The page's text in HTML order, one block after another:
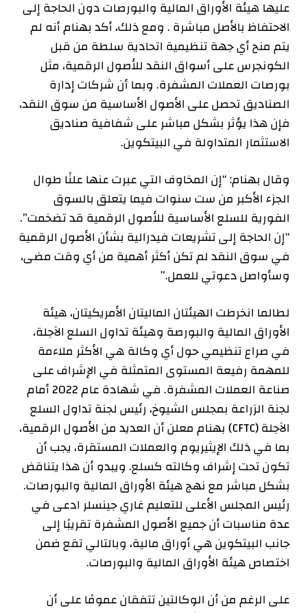
عليها هيئة الأوراق المالية والبورصات دون الحاجة إلى
الاحتفاظ بالأصل مباشرة . ومع ذلك، أكد بهنام أنه لم
يتم منح أي جهة تنظيمية اتحادية سلطة من قبل
الكونجرس على أسواق النقد للأصول الرقمية، مثل
بورصات العملات المشفرة. وبما أن شركات إدارة
الصناديق تحصل على الأصول الأساسية من سوق النقد،
فإن هذا يؤثر بشكل مباشر على شفافية صناديق
الاستثمار المتداولة في البيتكوين.
وقال بهنام: “إن المخاوف التي عبرت عنها علنًا طوال
الجزء الأكبر من ست سنوات فيما يتعلق بالسوق
الفورية للسلع الأساسية للأصول الرقمية قد تضخمت”.
“إن الحاجة إلى تشريعات فيدرالية بشأن الأصول الرقمية
في سوق النقد لم تكن أكثر أهمية من أي وقت مضى،
وسأواصل دعوتي للعمل.”
لطالما انخرطت الهيئتان الماليتان الأمريكيتان، هيئة
الأوراق المالية والبورصة وهيئة تداول السلع الآجلة،
في صراع تنظيمي حول أي وكالة هي الأكثر ملاءمة
للمهمة رفيعة المستوى المتمثلة في الإشراف على
صناعة العملات المشفرة. في شهادة عام 2022 أمام
لجنة الزراعة بمجلس الشيوخ، رئيس لجنة تداول السلع
الآجلة (CFTC) بهنام
معلنأن العديد من الأصول الرقمية،
بما في ذلك الإيثيريوم والعملات المستقرة، يجب أن
تكون تحت إشراف وكالته كسلع. ويبدو أن هذا يتناقض
بشكل مباشر مع نهج هيئة الأوراق المالية والبورصات.
رئيس المجلس الأعلى للتعليمغاري جينسلرادعى في
عدة مناسبات أن جميع الأصول المشفرة تقريبًا إلى
جانب البيتكوين هي أوراق مالية، وبالتالي تقع ضمن
اختصاص هيئة الأوراق المالية والبورصات.
على الرغم من أن الوكالتين تتفقان عمومًا على أن